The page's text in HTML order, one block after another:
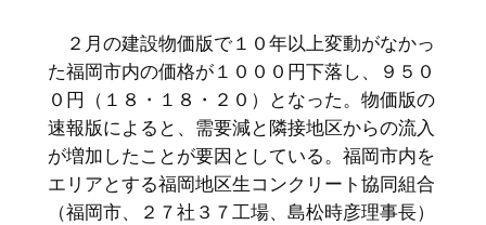
２月の建設物価版で１０年以上変動がなかっ
た福岡市内の価格が１０００円下落し、９５０
０円（１８・１８・２０）となった。物価版の
速報版によると、需要減と隣接地区からの流入
が増加したことが要因としている。福岡市内を
エリアとする福岡地区生コンクリート協同組合
（福岡市、２７社３７工場、島松時彦理事長）